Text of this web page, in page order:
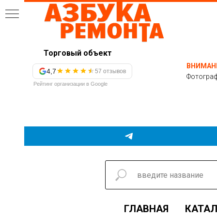
Торговый объект
4,7 57 отзывов
Рейтинг организации в Google
ГЛАВНАЯ